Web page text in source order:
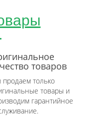
товаров
только
товары и
гарантийное